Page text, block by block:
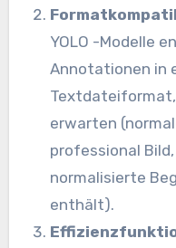
YOLO -Modelle
Annotationen in
Textdateiformat,
erwarten
professional
normalisierte
enthält).